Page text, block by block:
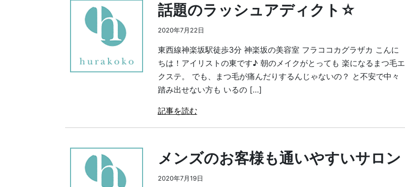
話題のラッシュアディクト☆
2020年7月22日
東西線神楽坂駅徒歩3分 神楽坂の美容室 フラココカグラザカ こんに
ちは！アイリストの東です♪ 朝のメイクがとっても 楽になるまつ毛エ
クステ。 でも、まつ毛が痛んだりするんじゃないの？ と不安で中々
踏み出せない方も いるの […]
記事を読む
メンズのお客様も通いやすいサロン
2020年7月19日